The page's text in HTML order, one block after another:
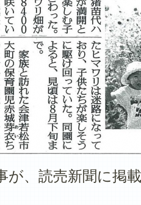
が、読売新聞に掲